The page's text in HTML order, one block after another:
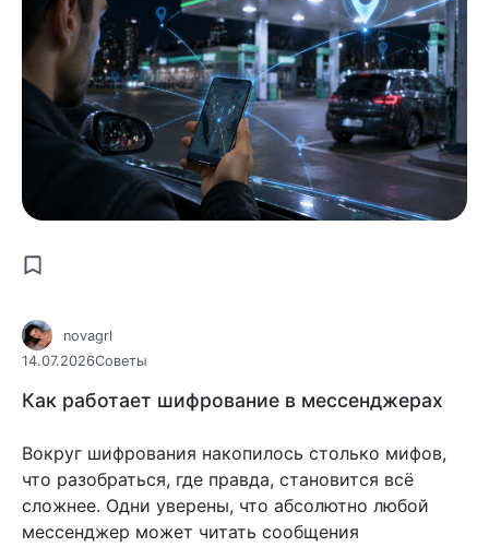
novagrl
14.07.2026Советы
Как работает шифрование в мессенджерах
Вокруг шифрования накопилось столько мифов,
что разобраться, где правда, становится всё
сложнее. Одни уверены, что абсолютно любой
мессенджер может читать сообщения